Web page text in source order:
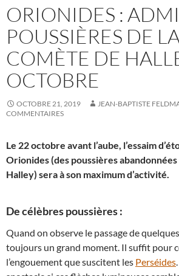
ORIONIDES :
POUSSIÈRES DE
COMÈTE DE
OCTOBRE
OCTOBRE 21, 2019 JEAN-BAPTISTE
COMMENTAIRES
Le 22 octobre avant l’aube, l’essaim
Orionides (des poussières
Halley) sera à son maximum d’activité.
De célèbres poussières :
Quand on observe le passage de
toujours un grand moment. Il suffit pour
l’engouement que suscitent les Perséides